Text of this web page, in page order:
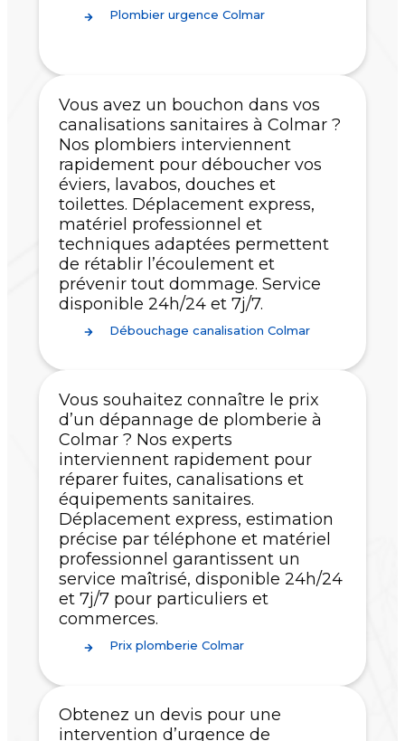
Plombier urgence Colmar
Vous avez un bouchon dans vos
canalisations sanitaires à Colmar ?
Nos plombiers interviennent
rapidement pour déboucher vos
éviers, lavabos, douches et
toilettes. Déplacement express,
matériel professionnel et
techniques adaptées permettent
de rétablir l’écoulement et
prévenir tout dommage. Service
disponible 24h/24 et 7j/7.
Débouchage canalisation Colmar
Vous souhaitez connaître le prix
d’un dépannage de plomberie à
Colmar ? Nos experts
interviennent rapidement pour
réparer fuites, canalisations et
équipements sanitaires.
Déplacement express, estimation
précise par téléphone et matériel
professionnel garantissent un
service maîtrisé, disponible 24h/24
et 7j/7 pour particuliers et
commerces.
Prix plomberie Colmar
Obtenez un devis pour une
intervention d’urgence de